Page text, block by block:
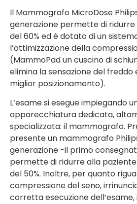
Il Mammografo MicroDose
generazione permette di ridurre
del 60% ed è dotato di un
l’ottimizzazione della
(MammoPad un cuscino di
elimina la sensazione del
miglior posizionamento).
L’esame si esegue impiegando
apparecchiatura dedicata,
specializzata: il mammografo.
presente un mammografo
generazione -il primo
permette di ridurre alla paziente
del 50%. Inoltre, per quanto
compressione del seno,
corretta esecuzione dell’esame,